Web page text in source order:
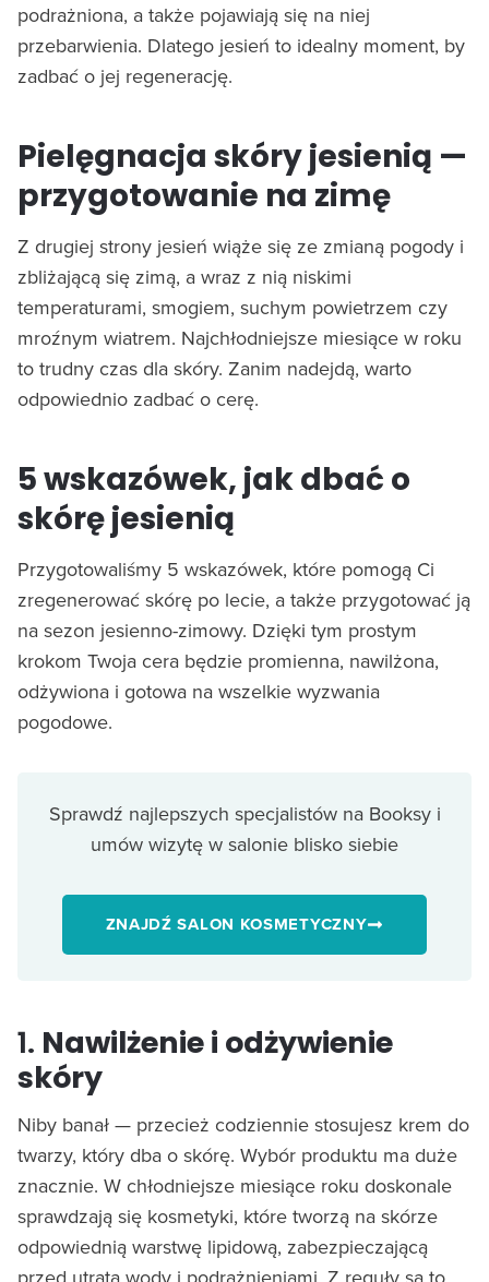
podrażniona, a także pojawiają się na niej
przebarwienia. Dlatego jesień to idealny moment, by
zadbać o jej regenerację.
Pielęgnacja skóry jesienią —
przygotowanie na zimę
Z drugiej strony jesień wiąże się ze zmianą pogody i
zbliżającą się zimą, a wraz z nią niskimi
temperaturami, smogiem, suchym powietrzem czy
mroźnym wiatrem. Najchłodniejsze miesiące w roku
to trudny czas dla skóry. Zanim nadejdą, warto
odpowiednio zadbać o cerę.
5 wskazówek, jak dbać o
skórę jesienią
Przygotowaliśmy 5 wskazówek, które pomogą Ci
zregenerować skórę po lecie, a także przygotować ją
na sezon jesienno-zimowy. Dzięki tym prostym
krokom Twoja cera będzie promienna, nawilżona,
odżywiona i gotowa na wszelkie wyzwania
pogodowe.
Sprawdź najlepszych specjalistów na Booksy i
umów wizytę w salonie blisko siebie
ZNAJDŹ SALON KOSMETYCZNY
1. Nawilżenie i odżywienie
skóry
Niby banał — przecież codziennie stosujesz krem do
twarzy, który dba o skórę. Wybór produktu ma duże
znacznie. W chłodniejsze miesiące roku doskonale
sprawdzają się kosmetyki, które tworzą na skórze
odpowiednią warstwę lipidową, zabezpieczającą